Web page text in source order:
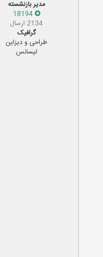
مدیر بازنشسته
18194
2134 ارسال
گرافیک
طراحی و دیزاین
لیسانس